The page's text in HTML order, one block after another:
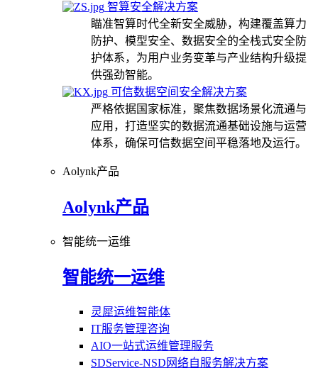
智算安全解决方案
瞄准智算时代全新安全威胁，构建覆盖算力
防护、模型安全、数据安全的全栈式安全防
护体系，为用户业务变革与产业结构升级提
供强劲智能。
可信数据空间安全解决方案
严格依据国家标准，聚焦数据场景化流通与
应用，打造坚实的数据流通基础设施与运营
体系，确保可信数据空间平稳落地及运行。
Aolynk产品
Aolynk产品
智能统一运维
智能统一运维
灵犀运维智能体
IT服务管理咨询
AIO一站式运维管理服务
SDService-NSD网络自服务解决方案